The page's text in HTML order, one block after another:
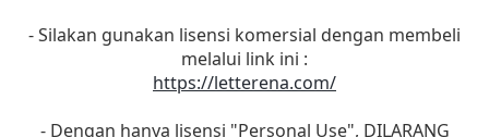
- Silakan gunakan lisensi komersial dengan membeli
melalui link ini :
https://letterena.com/
- Dengan hanya lisensi "Personal Use", DILARANG